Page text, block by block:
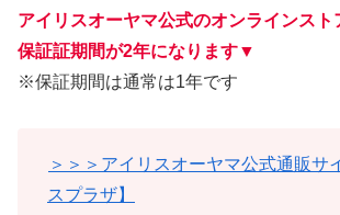
アイリスオーヤマ公式のオンラインスト
保証証期間が2年になります▼
※保証期間は通常は1年です
＞＞＞アイリスオーヤマ公式通販サ
スプラザ】